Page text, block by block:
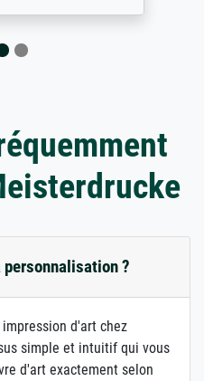
?
d'art chez
simple et intuitif qui vous
d'art exactement selon